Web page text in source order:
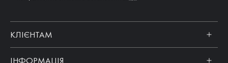
КЛІЄНТАМ
ІНФОРМАЦІЯ